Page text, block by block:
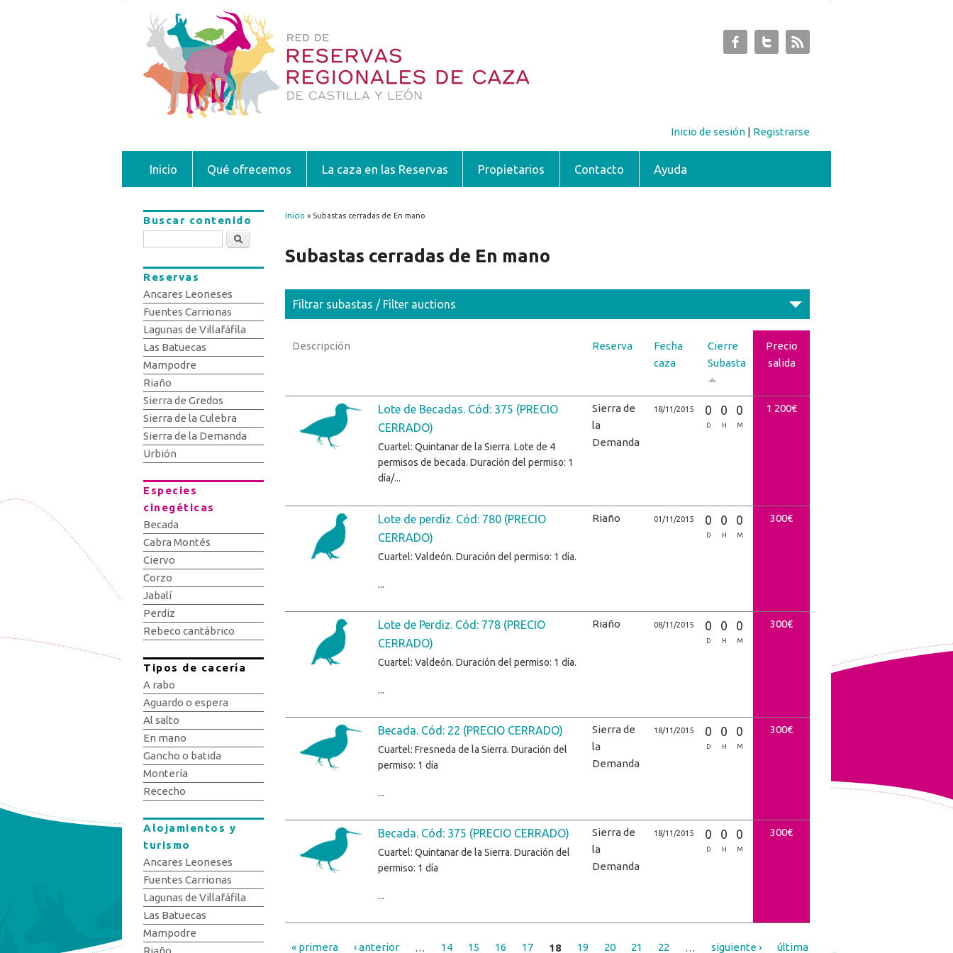
Inicio de sesión | Registrarse
Inicio Qué ofrecemos La caza en las Reservas Propietarios Contacto Ayuda
Se encuentra usted aquí
Inicio » Subastas cerradas de En mano
Subastas cerradas de En mano
Filtrar subastas / Filter auctions
Descripción Reserva
Fecha
caza
Cierre
Subasta
Precio
salida
Lote de Becadas. Cód: 375 (PRECIO
CERRADO)
Cuartel: Quintanar de la Sierra. Lote de 4
permisos de becada. Duración del permiso: 1
día/...
Sierra de
la
Demanda
18/11/2015 0
D
0
H
0
M
1 200€
Lote de perdiz. Cód: 780 (PRECIO
CERRADO)
Cuartel: Valdeón. Duración del permiso: 1 día.
...
Riaño 01/11/2015 0
D
0
H
0
M
300€
Lote de Perdiz. Cód: 778 (PRECIO
CERRADO)
Cuartel: Valdeón. Duración del permiso: 1 día.
...
Riaño 08/11/2015 0
D
0
H
0
M
300€
Becada. Cód: 22 (PRECIO CERRADO)
Cuartel: Fresneda de la Sierra. Duración del
permiso: 1 día
...
Sierra de
la
Demanda
18/11/2015 0
D
0
H
0
M
300€
Becada. Cód: 375 (PRECIO CERRADO)
Cuartel: Quintanar de la Sierra. Duración del
permiso: 1 día
...
Sierra de
la
Demanda
18/11/2015 0
D
0
H
0
M
300€
« primera ‹ anterior 14 15 16 17 18 19 20 21 22 siguiente › última
Buscar contenido
Buscar
Reservas
Ancares Leoneses
Fuentes Carrionas
Lagunas de Villafáfila
Las Batuecas
Mampodre
Riaño
Sierra de Gredos
Sierra de la Culebra
Sierra de la Demanda
Urbión
Especies
cinegéticas
Becada
Cabra Montés
Ciervo
Corzo
Jabalí
Perdiz
Rebeco cantábrico
Tipos de cacería
A rabo
Aguardo o espera
Al salto
En mano
Gancho o batida
Montería
Rececho
Alojamientos y
turismo
Ancares Leoneses
Fuentes Carrionas
Lagunas de Villafáfila
Las Batuecas
Mampodre
Riaño